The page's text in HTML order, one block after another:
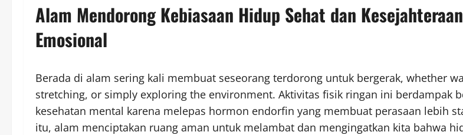
Alam Mendorong Kebiasaan Hidup Sehat dan Kesejahteraan
Emosional
Berada di alam sering kali membuat seseorang terdorong untuk bergerak, whether
stretching, or simply exploring the environment. Aktivitas fisik ringan ini berdampak
kesehatan mental karena melepas hormon endorfin yang membuat perasaan lebih
itu, alam menciptakan ruang aman untuk melambat dan mengingatkan kita bahwa